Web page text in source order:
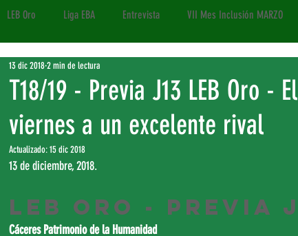
LEB Oro Liga EBA Entrevista VII Mes Inclusión MARZO
T18/19 - Previa J13 LEB Oro -
viernes a un excelente rival
13 dic 20182 min de lectura
Actualizado:15 dic 2018
13 de diciembre, 2018.
LEB Oro - Previa
Cáceres Patrimonio de la Humanidad